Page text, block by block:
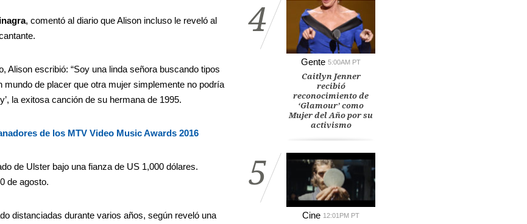
, comentó al diario que Alison incluso le reveló al
Alison escribió: “Soy una linda señora buscando tipos
de placer que otra mujer simplemente no podría
la exitosa canción de su hermana de 1995.
de los MTV Video Music Awards 2016
de Ulster bajo una fianza de US 1,000 dólares.
de agosto.
distanciadas durante varios años, según reveló una
4
Gente 5:00AM PT
Caitlyn Jenner
recibió
reconocimiento de
‘Glamour’ como
Mujer del Año por su
activismo
5
Cine 12:01PM PT